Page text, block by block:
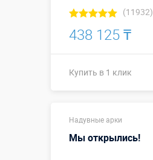
(11932)
438 125 ₸
Купить в 1 клик
Надувные арки
Мы открылись!